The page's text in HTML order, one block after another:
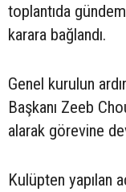
toplantıda
karara bağlandı.
Genel kurulun
Başkanı Zeeb
alarak görevine
Kulüpten yapılan